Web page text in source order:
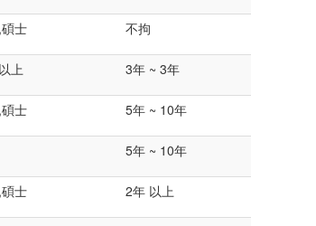
士 不拘
上 3年 ~ 3年
士 5年 ~ 10年
5年 ~ 10年
士 2年 以上